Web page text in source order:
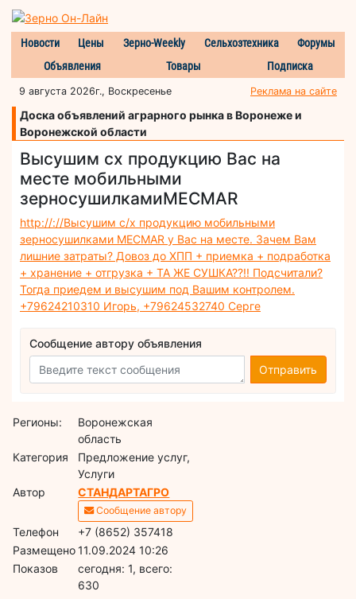
Новости Цены Зерно-Weekly Сельхозтехника
Форумы
Объявления
Товары Подписка
9 августа 2026г., Воскресенье Реклама на сайте
Доска объявлений аграрного рынка в Воронеже и
Воронежской области
Высушим сх продукцию Вас на
месте мобильными
зерносушилкамиMECMAR
http://://Высушим с/х продукцию мобильными
зерносушилками MECMAR у Вас на месте. Зачем Вам
лишние затраты? Довоз до ХПП + приемка + подработка
+ хранение + отгрузка + ТА ЖЕ СУШКА??!! Подсчитали?
Тогда приедем и высушим под Вашим контролем.
+79624210310 Игорь, +79624532740 Серге
Сообщение автору объявления
Отправить
Регионы:
Воронежская
область
Категория
Предложение услуг,
Услуги
Автор
СТАНДАРТАГРО
Сообщение автору
Телефон
+7 (8652) 357418
Размещено11.09.2024 10:26
Показов
cегодня: 1, всего:
630